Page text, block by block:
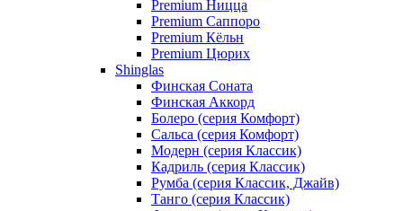
Premium Ницца
Premium Саппоро
Premium Кёльн
Premium Цюрих
Shinglas
Финская Соната
Финская Аккорд
Болеро (серия Комфорт)
Сальса (серия Комфорт)
Модерн (серия Классик)
Кадриль (серия Классик)
Румба (серия Классик, Джайв)
Танго (серия Классик)